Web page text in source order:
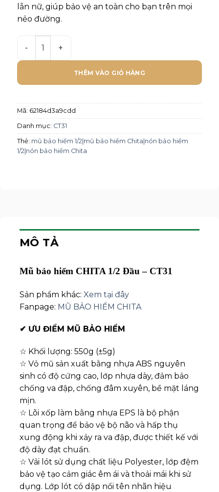
lẫn nữ, giúp bảo vệ an toàn cho bạn trên mọi
nẻo đường.
THÊM VÀO GIỎ HÀNG
Mã: 62184d3a9cdd
Danh mục: CT31
Thẻ: mũ bảo hiểm 1/2|mũ bảo hiểm Chita|nón bảo hiểm
1/2|nón bảo hiểm Chita
MÔ TẢ
Mũ bảo hiểm CHITA 1/2 Đầu – CT31
Sản phẩm khác: Xem tại đây
Fanpage: MŨ BẢO HIỂM CHITA
✔ ƯU ĐIỂM MŨ BẢO HIỂM
☆ Khối lượng: 550g (±5g)
☆ Vỏ mũ sản xuất bằng nhựa ABS nguyên
sinh có độ cứng cao, lớp nhựa dày, đảm bảo
chống va đập, chống đâm xuyên, bề mặt láng
mịn.
☆ Lõi xốp làm bằng nhựa EPS là bộ phận
quan trọng để bảo vệ bộ não và hấp thụ
xung động khi xảy ra va đập, được thiết kế với
độ dày đạt chuẩn.
☆ Vải lót sử dụng chất liệu Polyester, lớp đệm
bảo vệ tạo cảm giác êm ái và thoải mái khi sử
dụng. Lớp lót có dập nổi tên nhãn hiệu